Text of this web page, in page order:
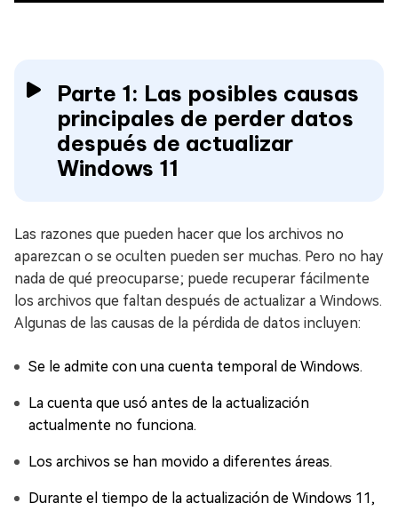
Parte 1: Las posibles causas
principales de perder datos
después de actualizar
Windows 11
Las razones que pueden hacer que los archivos no
aparezcan o se oculten pueden ser muchas. Pero no hay
nada de qué preocuparse; puede recuperar fácilmente
los archivos que faltan después de actualizar a Windows.
Algunas de las causas de la pérdida de datos incluyen:
Se le admite con una cuenta temporal de Windows.
La cuenta que usó antes de la actualización
actualmente no funciona.
Los archivos se han movido a diferentes áreas.
Durante el tiempo de la actualización de Windows 11,